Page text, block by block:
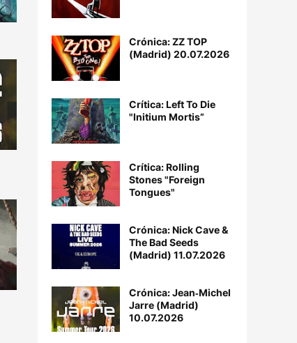
Crónica: ZZ TOP
(Madrid) 20.07.2026
Crítica: Left To Die
"Initium Mortis”
Crítica: Rolling
Stones "Foreign
Tongues"
Crónica: Nick Cave &
The Bad Seeds
(Madrid) 11.07.2026
Crónica: Jean‐Michel
Jarre (Madrid)
10.07.2026